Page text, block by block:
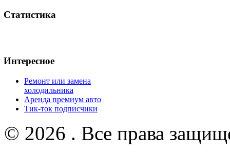
Статистика
Интересное
Ремонт или замена
холодильника
Аренда премиум авто
Тик-ток подписчики
© 2026 . Все права